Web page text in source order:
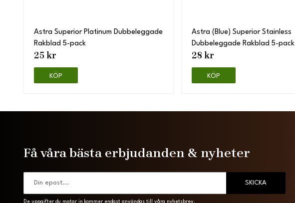
Astra Superior Platinum Dubbeleggade
Rakblad 5-pack
25 kr
KÖP
Astra (Blue) Superior Stainless
Dubbeleggade Rakblad 5-pack
28 kr
KÖP
Få våra bästa erbjudanden & nyheter
SKICKA
De uppgifter du matar in kommer endast användas till våra nyhetsbrev.